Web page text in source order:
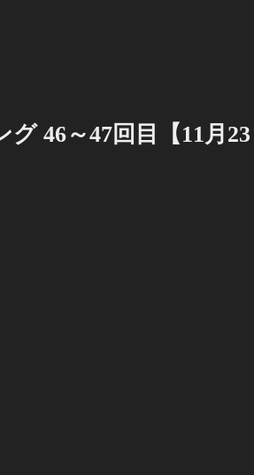
グ 46～47回目【11月23